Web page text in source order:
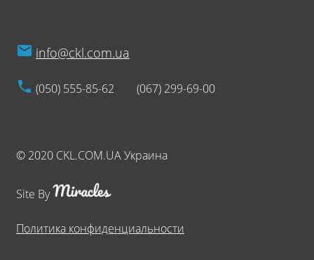
info@ckl.com.ua
(050) 555-85-62 (067) 299-69-00
© 2020 CKL.COM.UA Украина
Site By
Политика конфиденциальности